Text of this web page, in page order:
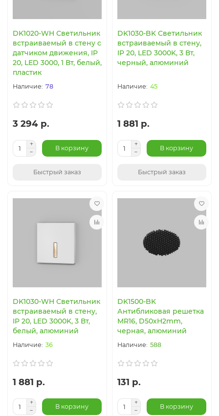
DK1020-WH Светильник
встраиваемый в стену c
датчиком движения, IP
20, LED 3000, 1 Вт, белый,
пластик
78
3 294 р.
В корзину
Быстрый заказ
DK1030-BK Светильник
встраиваемый в стену,
IP 20, LED 3000K, 3 Вт,
черный, алюминий
45
1 881 р.
В корзину
Быстрый заказ
DK1030-WH Светильник
встраиваемый в стену,
IP 20, LED 3000K, 3 Вт,
белый, алюминий
36
1 881 р.
В корзину
DK1500-BK
Антибликовая решетка
MR16, D50xH2mm,
черная, алюминий
588
131 р.
В корзину